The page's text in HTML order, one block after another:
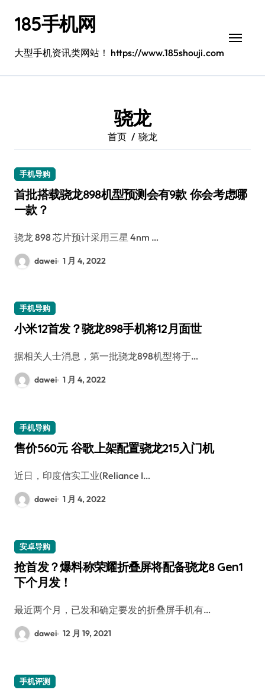
185手机网
大型手机资讯类网站！ https://www.185shouji.com
骁龙
首页 骁龙
手机导购
首批搭载骁龙898机型预测会有9款 你会考虑哪
一款？
骁龙 898 芯片预计采用三星 4nm …
dawei 1 月 4, 2022
手机导购
小米12首发？骁龙898手机将12月面世
据相关人士消息，第一批骁龙898机型将于…
dawei 1 月 4, 2022
手机导购
售价560元 谷歌上架配置骁龙215入门机
近日，印度信实工业(Reliance I…
dawei 1 月 4, 2022
安卓导购
抢首发？爆料称荣耀折叠屏将配备骁龙8 Gen1
下个月发！
最近两个月，已发和确定要发的折叠屏手机有…
dawei 12 月 19, 2021
手机评测